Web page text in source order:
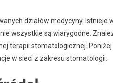
działów medycyny. Istnieje
wszystkie są wiarygodne.
terapii stomatologicznej.
w sieci z zakresu stomatologii.